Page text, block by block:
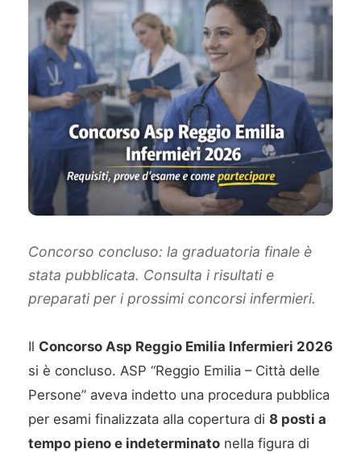
Concorso concluso: la graduatoria finale è
stata pubblicata. Consulta i risultati e
preparati per i prossimi concorsi infermieri.
Il Concorso Asp Reggio Emilia Infermieri 2026
si è concluso. ASP “Reggio Emilia – Città delle
Persone” aveva indetto una procedura pubblica
per esami finalizzata alla copertura di 8 posti a
tempo pieno e indeterminato nella figura di